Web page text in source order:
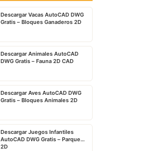
Descargar Vacas AutoCAD DWG
Gratis – Bloques Ganaderos 2D
Descargar Animales AutoCAD
DWG Gratis – Fauna 2D CAD
Descargar Aves AutoCAD DWG
Gratis – Bloques Animales 2D
Descargar Juegos Infantiles
AutoCAD DWG Gratis – Parque
2D